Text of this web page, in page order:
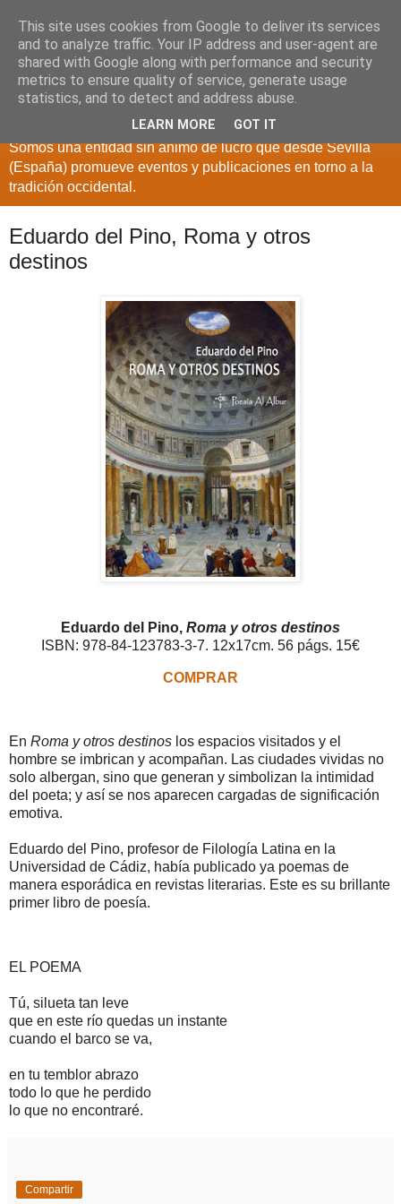
Somos una entidad sin ánimo de lucro que desde Sevilla
(España) promueve eventos y publicaciones en torno a la
tradición occidental.
Eduardo del Pino, Roma y otros
destinos
Eduardo del Pino, Roma y otros destinos
ISBN: 978-84-123783-3-7. 12x17cm. 56 págs. 15€
COMPRAR
En Roma y otros destinos los espacios visitados y el
hombre se imbrican y acompañan. Las ciudades vividas no
solo albergan, sino que generan y simbolizan la intimidad
del poeta; y así se nos aparecen cargadas de significación
emotiva.
Eduardo del Pino, profesor de Filología Latina en la
Universidad de Cádiz, había publicado ya poemas de
manera esporádica en revistas literarias. Este es su brillante
primer libro de poesía.
EL POEMA
Tú, silueta tan leve
que en este río quedas un instante
cuando el barco se va,
en tu temblor abrazo
todo lo que he perdido
lo que no encontraré.
Compartir
This site uses cookies from Google to deliver its services
and to analyze traffic. Your IP address and user-agent are
shared with Google along with performance and security
metrics to ensure quality of service, generate usage
statistics, and to detect and address abuse.
LEARN MORE GOT IT